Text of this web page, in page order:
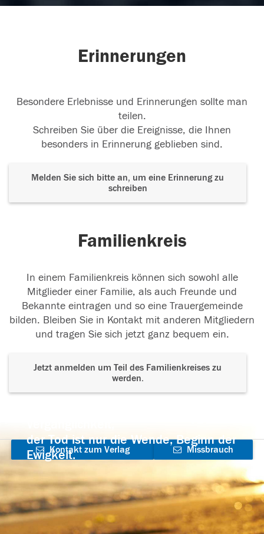
Erinnerungen
Besondere Erlebnisse und Erinnerungen sollte man
teilen.
Schreiben Sie über die Ereignisse, die Ihnen
besonders in Erinnerung geblieben sind.
Melden Sie sich bitte an, um eine Erinnerung zu
schreiben
Familienkreis
In einem Familienkreis können sich sowohl alle
Mitglieder einer Familie, als auch Freunde und
Bekannte eintragen und so eine Trauergemeinde
bilden. Bleiben Sie in Kontakt mit anderen Mitgliedern
und tragen Sie sich jetzt ganz bequem ein.
Jetzt anmelden um Teil des Familienkreises zu
werden.
der Tod ist nur die Wende, Beginn der
Ewigkeit.
Kontakt zum Verlag
aufnehmen
Missbrauch